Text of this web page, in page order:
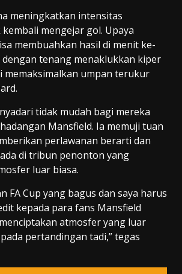
meningkatkan intensitas
mengejar gol. Upaya
membuahkan hasil di menit ke-
dengan tenang menaklukkan kiper
memaksimalkan umpan terukur
tidak mudah bagi mereka
Mansfield. Ia memuji tuan
perlawanan berarti dan
di tribun penonton yang
luar biasa.
FA Cup yang bagus dan saya harus
kepada para fans Mansfield
atmosfer yang luar
pertandingan tadi,” tegas